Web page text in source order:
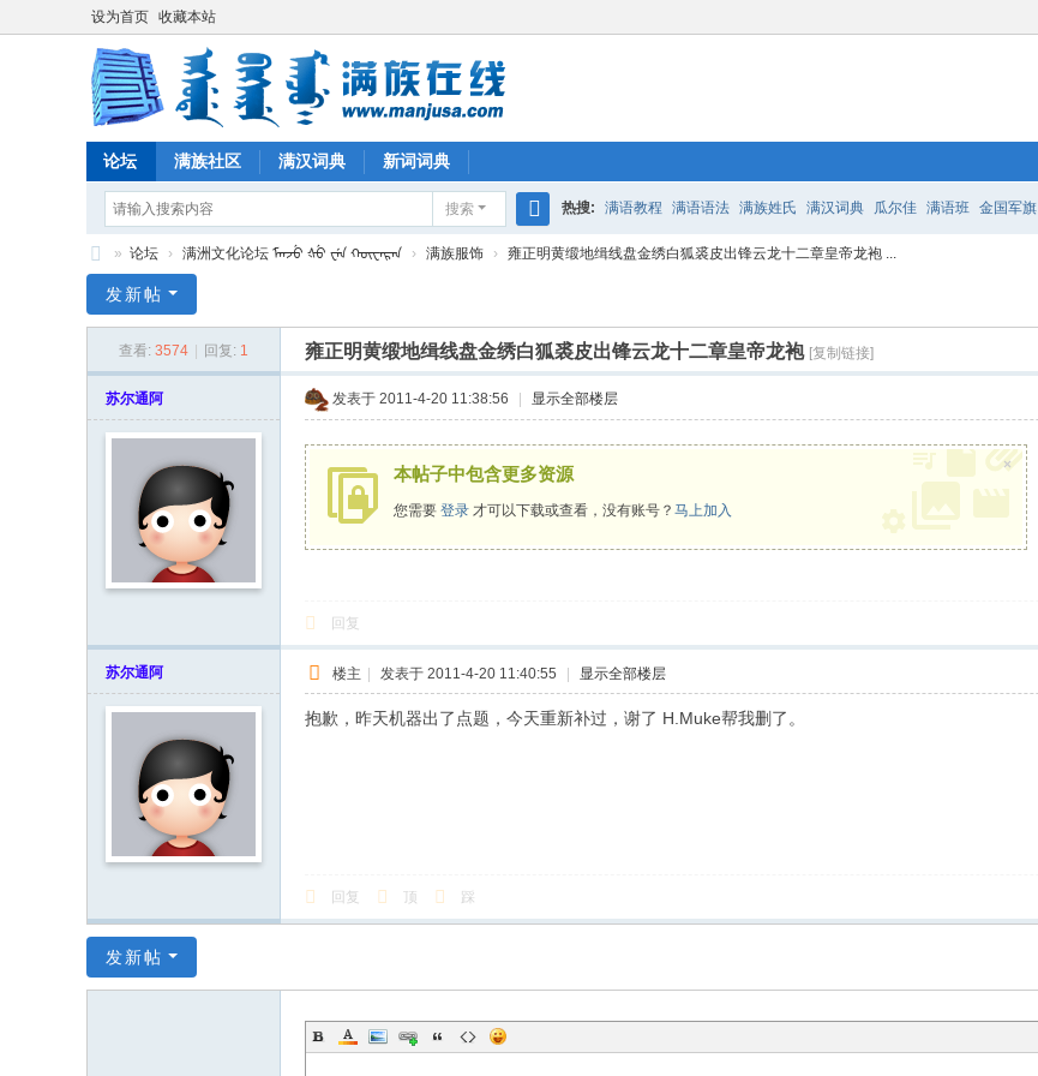
设为首页 收藏本站
论坛 满族社区 满汉词典 新词词典
搜索
搜
热搜: 满语教程 满语语法 满族姓氏 满汉词典 瓜尔佳 满语班 金国军旗
百二老人语录 凤城 满汉词典
族
» 论坛 › 满洲文化论坛 ᠮᠠᠨᠵᡠ ᡧᡠ ᠸᡝᠨ ᡴᡡᠸᠠᡵᠠᠨ › 满族服饰 › 雍正明黄缎地缉线盘金绣白狐裘皮出锋云龙十二章皇帝龙袍 ...
发新帖
查看: 3574 回复: 1 雍正明黄缎地缉线盘金绣白狐裘皮出锋云龙十二章皇帝龙袍 [复制链接]
苏尔通阿 发表于 2011-4-20 11:38:56 显示全部楼层
本帖子中包含更多资源
您需要 登录 才可以下载或查看，没有账号？ 马上加入
×
回复
苏尔通阿 楼主 | 发表于 2011-4-20 11:40:55 | 显示全部楼层
抱歉，昨天机器出了点题，今天重新补过，谢了 H.Muke帮我删了。
回复 顶 踩
发新帖